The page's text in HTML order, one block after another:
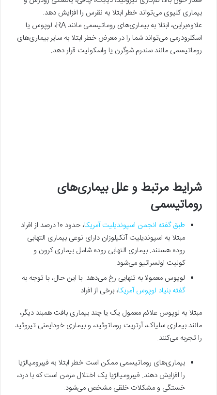
بیماری کلیوی می‌تواند خطر ابتلا به نقرس را افزایش دهد.
علاوه‌براین، ابتلا به بیماری‌های روماتیسمی مانند RA، لوپوس یا
اسکلرودرمی می‌تواند شما را در معرض خطر ابتلا به سایر بیماری‌های
روماتیسمی مانند سندرم شوگرن یا واسکولیت قرار دهد.
شرایط مرتبط و علل بیماری‌های
روماتیسمی
طبق گفته انجمن اسپوندیلیت آمریکا
، حدود 10 درصد از افراد
مبتلا به اسپوندیلیت آنکیلوزان دارای نوعی بیماری التهابی
روده هستند. بیماری التهابی روده شامل بیماری کرون و
کولیت اولسراتیو می‌شود.
لوپوس معمولا به‌ تنهایی رخ می‌دهد. با این حال، با توجه به
گفته بنیاد لوپوس آمریکا، برخی از افراد
مبتلا به لوپوس علائم معمول یک یا چند بیماری بافت همبند دیگر،
مانند بیماری سلیاک، آرتریت روماتوئید، و بیماری خودایمنی تیروئید
را تجربه می‌کنند.
بیماری‌های روماتیسمی ممکن است خطر ابتلا به فیبرومیالژیا
را افزایش دهند. فیبرومیالژیا یک اختلال مزمن است که با درد،
خستگی و مشکلات خلقی مشخص می‌شود.